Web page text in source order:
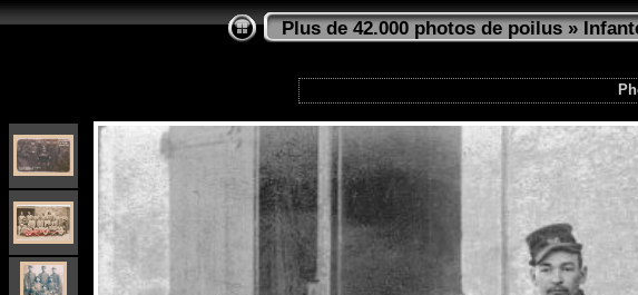
Plus de 42.000 photos de poilus»